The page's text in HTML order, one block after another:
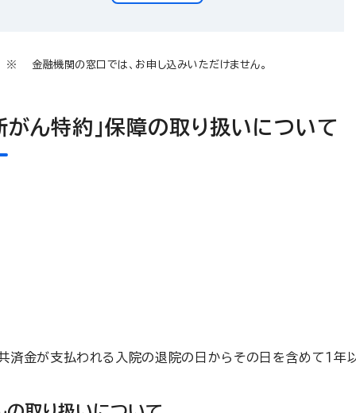
金融機関の窓口では、お申し込みいただけません。
がん特約」保障の取り扱いについて
が支払われる入院の退院の日からその日を含め